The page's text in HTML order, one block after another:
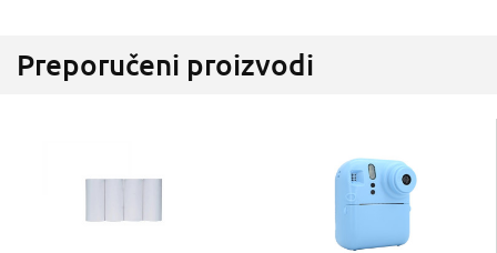
Preporučeni proizvodi